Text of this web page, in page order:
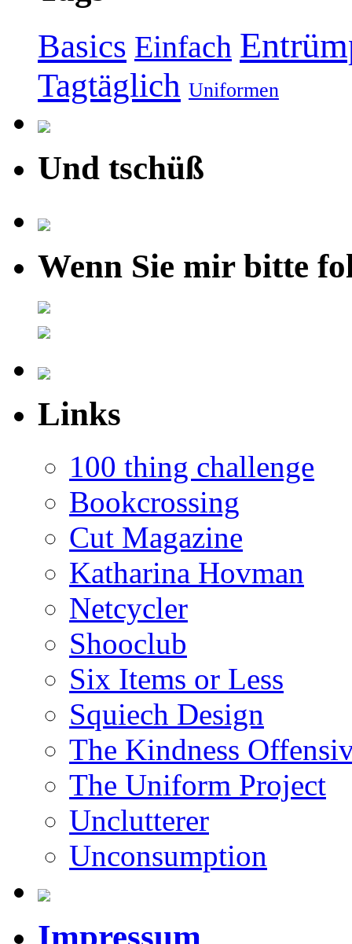
Basics Einfach
Tagtäglich Uniformen
Und tschüß
Wenn Sie mir bitte
Links
100 thing challenge
Bookcrossing
Cut Magazine
Katharina Hovman
Netcycler
Shooclub
Six Items or Less
Squiech Design
The Kindness
The Uniform Project
Unclutterer
Unconsumption